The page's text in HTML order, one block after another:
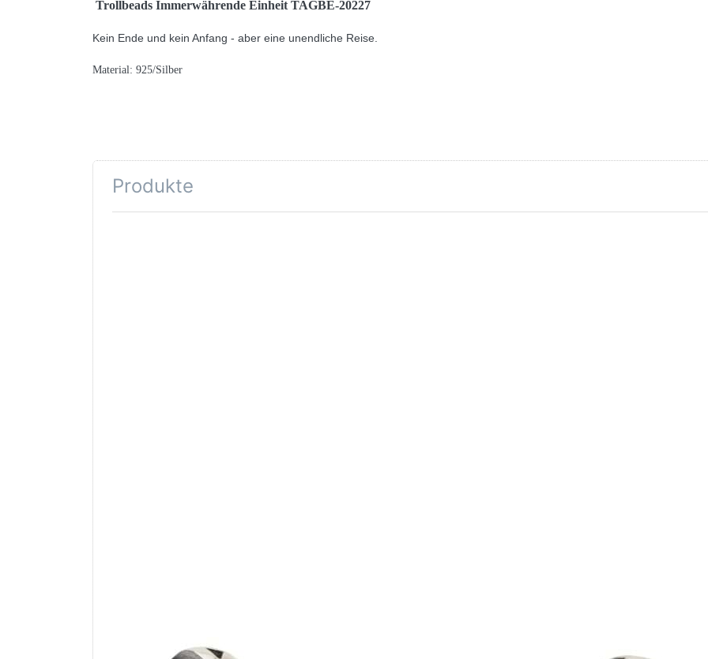
Trollbeads Immerwährende Einheit TAGBE-20227
Kein Ende und kein Anfang - aber eine unendliche Reise.
Material: 925/Silber
Produkte